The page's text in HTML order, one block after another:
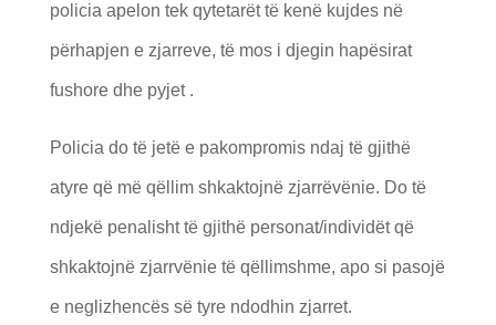
policia apelon tek qytetarët të kenë kujdes në
përhapjen e zjarreve, të mos i djegin hapësirat
fushore dhe pyjet .
Policia do të jetë e pakompromis ndaj të gjithë
atyre që më qëllim shkaktojnë zjarrëvënie. Do të
ndjekë penalisht të gjithë personat/individët që
shkaktojnë zjarrvënie të qëllimshme, apo si pasojë
e neglizhencës së tyre ndodhin zjarret.